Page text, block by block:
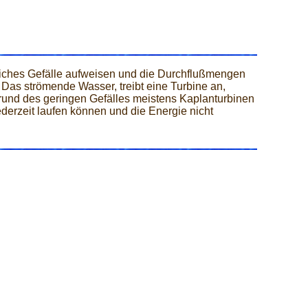
Gefälle aufweisen und die Durchflußmengen
strömende Wasser, treibt eine Turbine an,
des geringen Gefälles meistens Kaplanturbinen
laufen können und die Energie nicht